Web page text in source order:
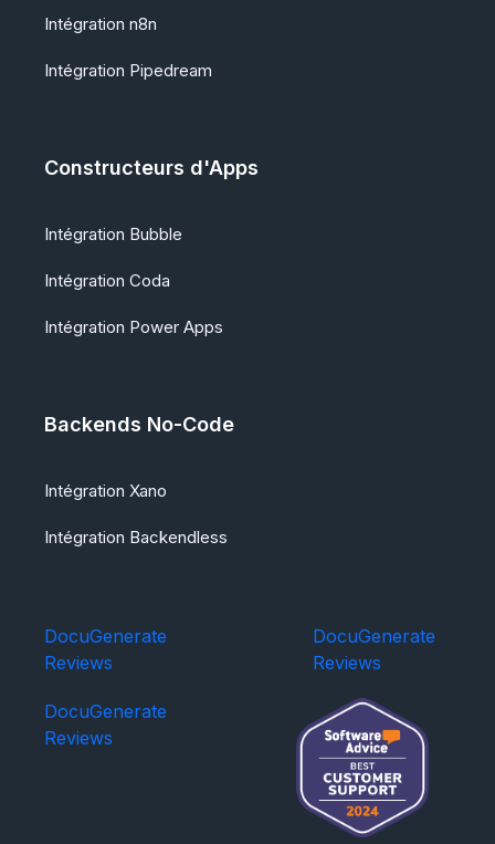
Intégration n8n
Intégration Pipedream
Constructeurs d'Apps
Intégration Bubble
Intégration Coda
Intégration Power Apps
Backends No-Code
Intégration Xano
Intégration Backendless
DocuGenerate
Reviews
DocuGenerate
Reviews
DocuGenerate
Reviews